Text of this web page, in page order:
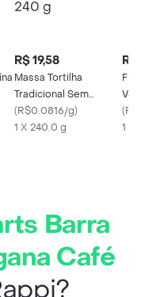
R$ 19,58
Massa Tortilha
Tradicional Sem
Glúten Jasmine 240 g
(R$0.0816/g)
1 X 240.0 g
R$
(
1 X
Barra
Café